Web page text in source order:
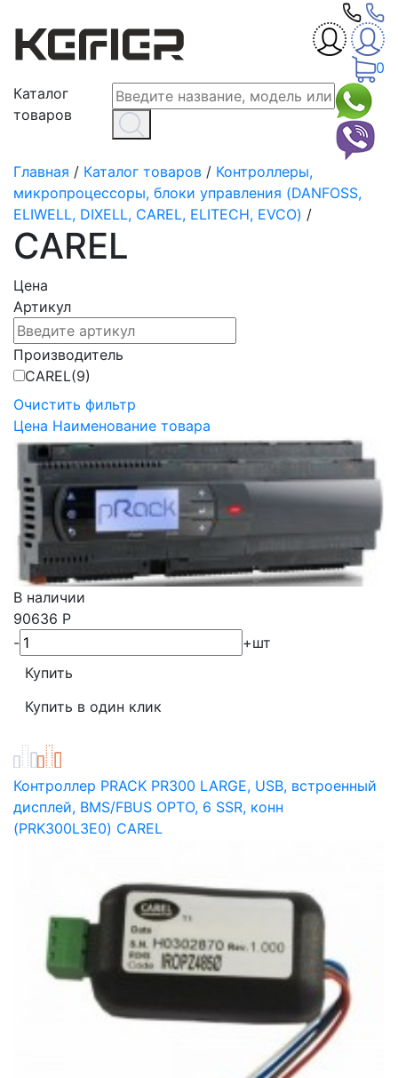
0
Каталог
товаров
Главная / Каталог товаров / Контроллеры,
микропроцессоры, блоки управления (DANFOSS,
ELIWELL, DIXELL, CAREL, ELITECH, EVCO) /
CAREL
Цена
Артикул
Производитель
CAREL(9)
Очистить фильтр
Цена Наименование товара
В наличии
90636 Р
-
+шт
Контроллер PRACK PR300 LARGE, USB, встроенный
дисплей, BMS/FBUS OPTO, 6 SSR, конн
(PRK300L3E0) CAREL